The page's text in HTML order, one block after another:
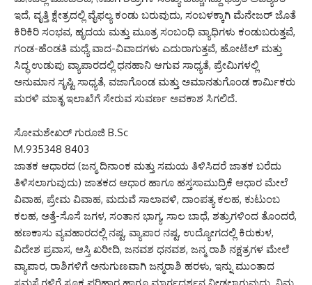
ಇದೆ, ವೃತ್ತಿ ಕ್ಷೇತ್ರದಲ್ಲಿ ವೈಫಲ್ಯ ಕಂಡು ಬರುವುದು, ಸಂಬಳಕ್ಕಾಗಿ ಮೆನೇಜರ್ ಜೊತೆ
ಕಿರಿಕಿರಿ ಸಂಭವ, ಹೃದಯ ಮತ್ತು ಮೂತ್ರ ಸಂಬಂಧಿ ವ್ಯಾಧಿಗಳು ಕಂಡುಬರುತ್ತವೆ,
ಗಂಡ-ಹೆಂಡತಿ ಮಧ್ಯೆ ವಾದ-ವಿವಾದಗಳು ಎದುರಾಗುತ್ತವೆ, ಹೋಟೆಲ್ ಮತ್ತು
ಸಿದ್ಧ ಉಡುಪು ವ್ಯಾಪಾರದಲ್ಲಿ ಧನಹಾನಿ ಆಗುವ ಸಾಧ್ಯತೆ, ಪ್ರೇಮಿಗಳಲ್ಲಿ
ಅನುಮಾನ ಸೃಷ್ಟಿ ಸಾಧ್ಯತೆ, ವಜಾಗೊಂಡ ಮತ್ತು ಅಮಾನತುಗೊಂಡ ಕಾರ್ಮಿಕರು
ಮರಳಿ ಮಾತೃ ಇಲಾಖೆಗೆ ಸೇರುವ ಸುವರ್ಣ ಅವಕಾಶ ಸಿಗಲಿದೆ.
ಸೋಮಶೇಖರ್ ಗುರೂಜಿ B.Sc
M.935348 8403
ಜಾತಕ ಆಧಾರದ (ಜನ್ಮ ದಿನಾಂಕ ಮತ್ತು ಸಮಯ ತಿಳಿಸಿದರೆ ಜಾತಕ ಬರೆದು
ತಿಳಿಸಲಾಗುವುದು) ಜಾತಕದ ಆಧಾರ ಹಾಗೂ ಹಸ್ತಸಾಮುದ್ರಿಕೆ ಆಧಾರ ಮೇಲೆ
ವಿವಾಹ, ಪ್ರೇಮ ವಿವಾಹ, ಮದುವೆ ಸಾಲಾವಳಿ, ದಾಂಪತ್ಯ ಕಲಹ, ಕುಟುಂಬ
ಕಲಹ, ಅತ್ತೆ-ಸೊಸೆ ಜಗಳ, ಸಂತಾನ ಭಾಗ್ಯ, ಸಾಲ ಬಾಧೆ, ಶತ್ರುಗಳಿಂದ ತೊಂದರೆ,
ಹಣಕಾಸು ವ್ಯವಹಾರದಲ್ಲಿ ನಷ್ಟ, ವ್ಯಾಪಾರ ನಷ್ಟ, ಉದ್ಯೋಗದಲ್ಲಿ ಕಿರುಕುಳ,
ವಿದೇಶ ಪ್ರವಾಸ, ಆಸ್ತಿ ಖರೀದಿ, ಜನವಶ ಧನವಶ, ಜನ್ಮ ರಾಶಿ ನಕ್ಷತ್ರಗಳ ಮೇಲೆ
ವ್ಯಾಪಾರ, ರಾಶಿಗಳಿಗೆ ಅನುಗುಣವಾಗಿ ಜನ್ಮರಾಶಿ ಹರಳು, ಇನ್ನು ಮುಂತಾದ